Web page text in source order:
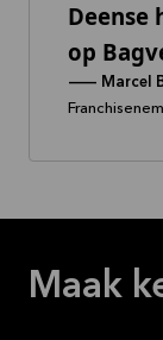
Deense
op
-- Marcel
Maak